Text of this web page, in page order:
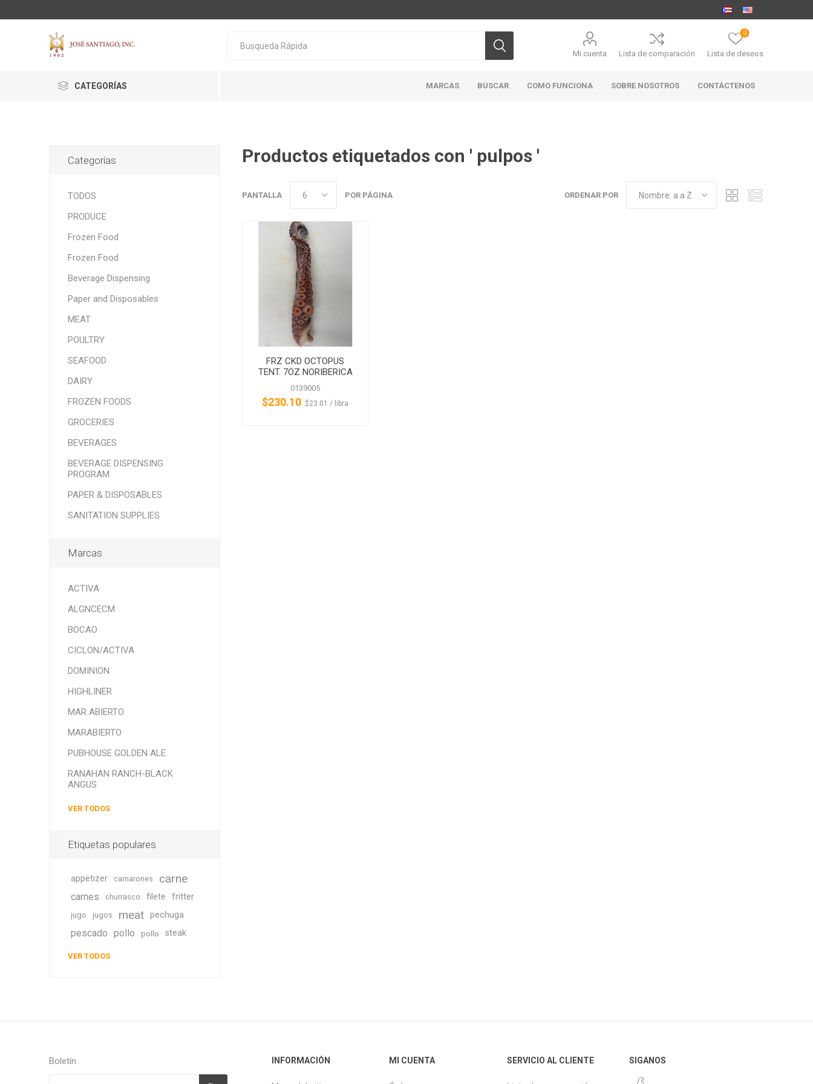
Mi cuenta Lista de comparación Lista de deseos
0
CATEGORÍAS MARCAS
RANCH-
BLACK
ANGUS
SMITHFIELD ULTRAFORCE
BUSCAR COMO FUNCIONA SOBRE NOSOTROS CONTÁCTENOS
Productos etiquetados con ' pulpos '
ORDENAR POR
PANTALLA POR PÁGINA
FRZ CKD OCTOPUS
TENT. 7OZ NORIBERICA
0139005
$230.10 ‏‏‎ ‎‏‏‎ ‎$23.01 / libra
Categorías
TODOS
PRODUCE
Frozen Food
Frozen Food
Beverage Dispensing
Paper and Disposables
MEAT
POULTRY
SEAFOOD
DAIRY
FROZEN FOODS
GROCERIES
BEVERAGES
BEVERAGE DISPENSING
PROGRAM
PAPER & DISPOSABLES
SANITATION SUPPLIES
Marcas
ACTIVA
ALGNCECM
BOCAO
CICLON/ACTIVA
DOMINION
HIGHLINER
MAR ABIERTO
MARABIERTO
PUBHOUSE GOLDEN ALE
RANAHAN RANCH-BLACK
ANGUS
VER TODOS
Etiquetas populares
appetizer camarones carne
carnes churrasco filete fritter
jugo jugos meat pechuga
pescado pollo pollo steak
VER TODOS
Boletín INFORMACIÓN MI CUENTA SERVICIO AL CLIENTE SIGANOS